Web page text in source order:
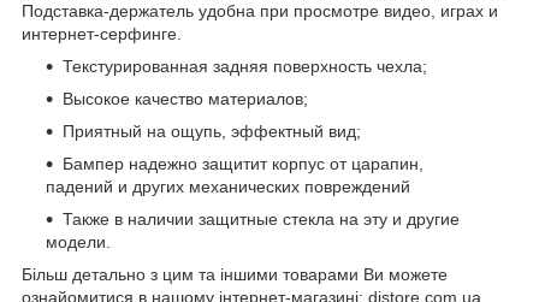
Подставка-держатель удобна при просмотре видео, играх и
интернет-серфинге.
Текстурированная задняя поверхность чехла;
Высокое качество материалов;
Приятный на ощупь, эффектный вид;
Бампер надежно защитит корпус от царапин,
падений и других механических повреждений
Также в наличии защитные стекла на эту и другие
модели.
Більш детально з цим та іншими товарами Ви можете
ознайомитися в нашому інтернет-магазині: distore.com.ua